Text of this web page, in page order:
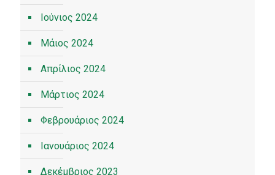
Ιούνιος 2024
Μάιος 2024
Απρίλιος 2024
Μάρτιος 2024
Φεβρουάριος 2024
Ιανουάριος 2024
Δεκέμβριος 2023